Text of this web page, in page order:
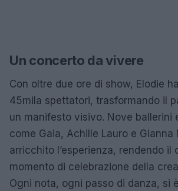
Un concerto da vivere
Con oltre due ore di show, Elodie
45mila spettatori, trasformando il
un manifesto visivo. Nove ballerini
come Gaia, Achille Lauro e Gianna
arricchito l’esperienza, rendendo il
momento di celebrazione della
Ogni nota, ogni passo di danza, si